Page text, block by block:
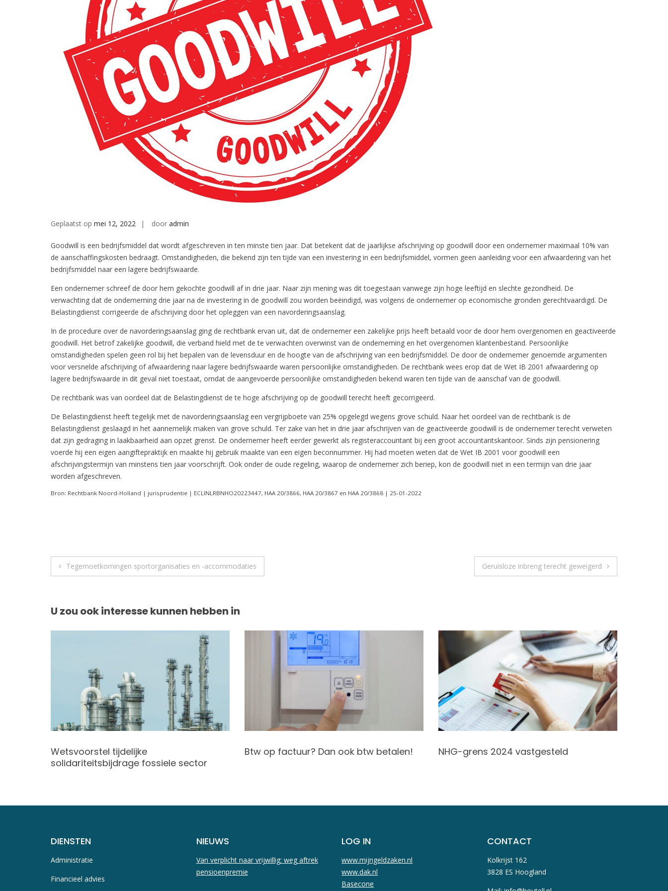
Geplaatst op mei 12, 2022 door admin
Goodwill is een bedrijfsmiddel dat wordt afgeschreven in ten minste tien jaar. Dat betekent dat de jaarlijkse afschrijving op goodwill door een ondernemer maximaal 10% van
de aanschaffingskosten bedraagt. Omstandigheden, die bekend zijn ten tijde van een investering in een bedrijfsmiddel, vormen geen aanleiding voor een afwaardering van het
bedrijfsmiddel naar een lagere bedrijfswaarde.
Een ondernemer schreef de door hem gekochte goodwill af in drie jaar. Naar zijn mening was dit toegestaan vanwege zijn hoge leeftijd en slechte gezondheid. De
verwachting dat de onderneming drie jaar na de investering in de goodwill zou worden beëindigd, was volgens de ondernemer op economische gronden gerechtvaardigd. De
Belastingdienst corrigeerde de afschrijving door het opleggen van een navorderingsaanslag.
In de procedure over de navorderingsaanslag ging de rechtbank ervan uit, dat de ondernemer een zakelijke prijs heeft betaald voor de door hem overgenomen en geactiveerde
goodwill. Het betrof zakelijke goodwill, die verband hield met de te verwachten overwinst van de onderneming en het overgenomen klantenbestand. Persoonlijke
omstandigheden spelen geen rol bij het bepalen van de levensduur en de hoogte van de afschrijving van een bedrijfsmiddel. De door de ondernemer genoemde argumenten
voor versnelde afschrijving of afwaardering naar lagere bedrijfswaarde waren persoonlijke omstandigheden. De rechtbank wees erop dat de Wet IB 2001 afwaardering op
lagere bedrijfswaarde in dit geval niet toestaat, omdat de aangevoerde persoonlijke omstandigheden bekend waren ten tijde van de aanschaf van de goodwill.
De rechtbank was van oordeel dat de Belastingdienst de te hoge afschrijving op de goodwill terecht heeft gecorrigeerd.
De Belastingdienst heeft tegelijk met de navorderingsaanslag een vergrijpboete van 25% opgelegd wegens grove schuld. Naar het oordeel van de rechtbank is de
Belastingdienst geslaagd in het aannemelijk maken van grove schuld. Ter zake van het in drie jaar afschrijven van de geactiveerde goodwill is de ondernemer terecht verweten
dat zijn gedraging in laakbaarheid aan opzet grenst. De ondernemer heeft eerder gewerkt als registeraccountant bij een groot accountantskantoor. Sinds zijn pensionering
voerde hij een eigen aangiftepraktijk en maakte hij gebruik maakte van een eigen beconnummer. Hij had moeten weten dat de Wet IB 2001 voor goodwill een
afschrijvingstermijn van minstens tien jaar voorschrijft. Ook onder de oude regeling, waarop de ondernemer zich beriep, kon de goodwill niet in een termijn van drie jaar
worden afgeschreven.
Bron: Rechtbank Noord-Holland | jurisprudentie | ECLINLRBNHO20223447, HAA 20/3866, HAA 20/3867 en HAA 20/3868 | 25-01-2022
Berichtnavigatie
Tegemoetkomingen sportorganisaties en -accommodaties Geruisloze inbreng terecht geweigerd
U zou ook interesse kunnen hebben in
Wetsvoorstel tijdelijke
solidariteitsbijdrage fossiele sector
Btw op factuur? Dan ook btw betalen! NHG-grens 2024 vastgesteld
DIENSTEN
Administratie
Financieel advies
NIEUWS
Van verplicht naar vrijwillig: weg aftrek
pensioenpremie
LOG IN
www.mijngeldzaken.nl
www.dak.nl
Basecone
CONTACT
Kolkrijst 162
3828 ES Hoogland